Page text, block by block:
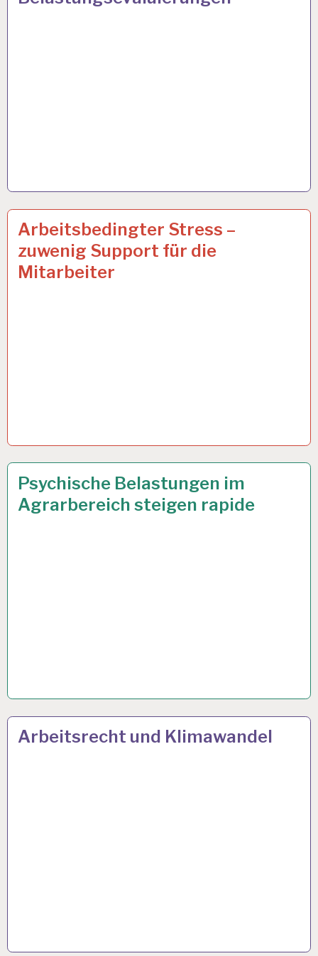
12-
STUNDEN-
ARBEITSTAG…
Arbeitsbedingter Stress –
zuwenig Support für die
Mitarbeiter
8 JAN. 2024
12-
STUNDEN-
ARBEITSTAG…
Psychische Belastungen im
Agrarbereich steigen rapide
9 AUG. 2023
12-
STUNDEN-
Arbeitsrecht und Klimawandel
26 JULI 2023